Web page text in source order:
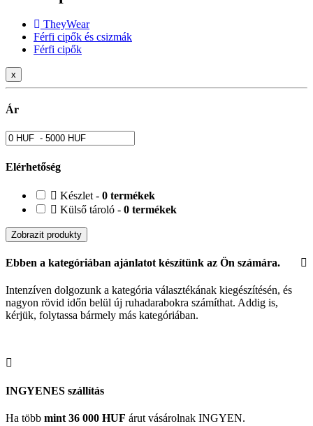
TheyWear
Férfi cipők és csizmák
Férfi cipők
x
Ár
Elérhetőség
Készlet - 0 termékek
Külső tároló - 0 termékek
Zobrazit produkty
Ebben a kategóriában ajánlatot készítünk az Ön számára.
Intenzíven dolgozunk a kategória választékának kiegészítésén, és
nagyon rövid időn belül új ruhadarabokra számíthat. Addig is,
kérjük, folytassa bármely más kategóriában.
INGYENES szállítás
Ha több mint 36 000 HUF árut vásárolnak INGYEN.